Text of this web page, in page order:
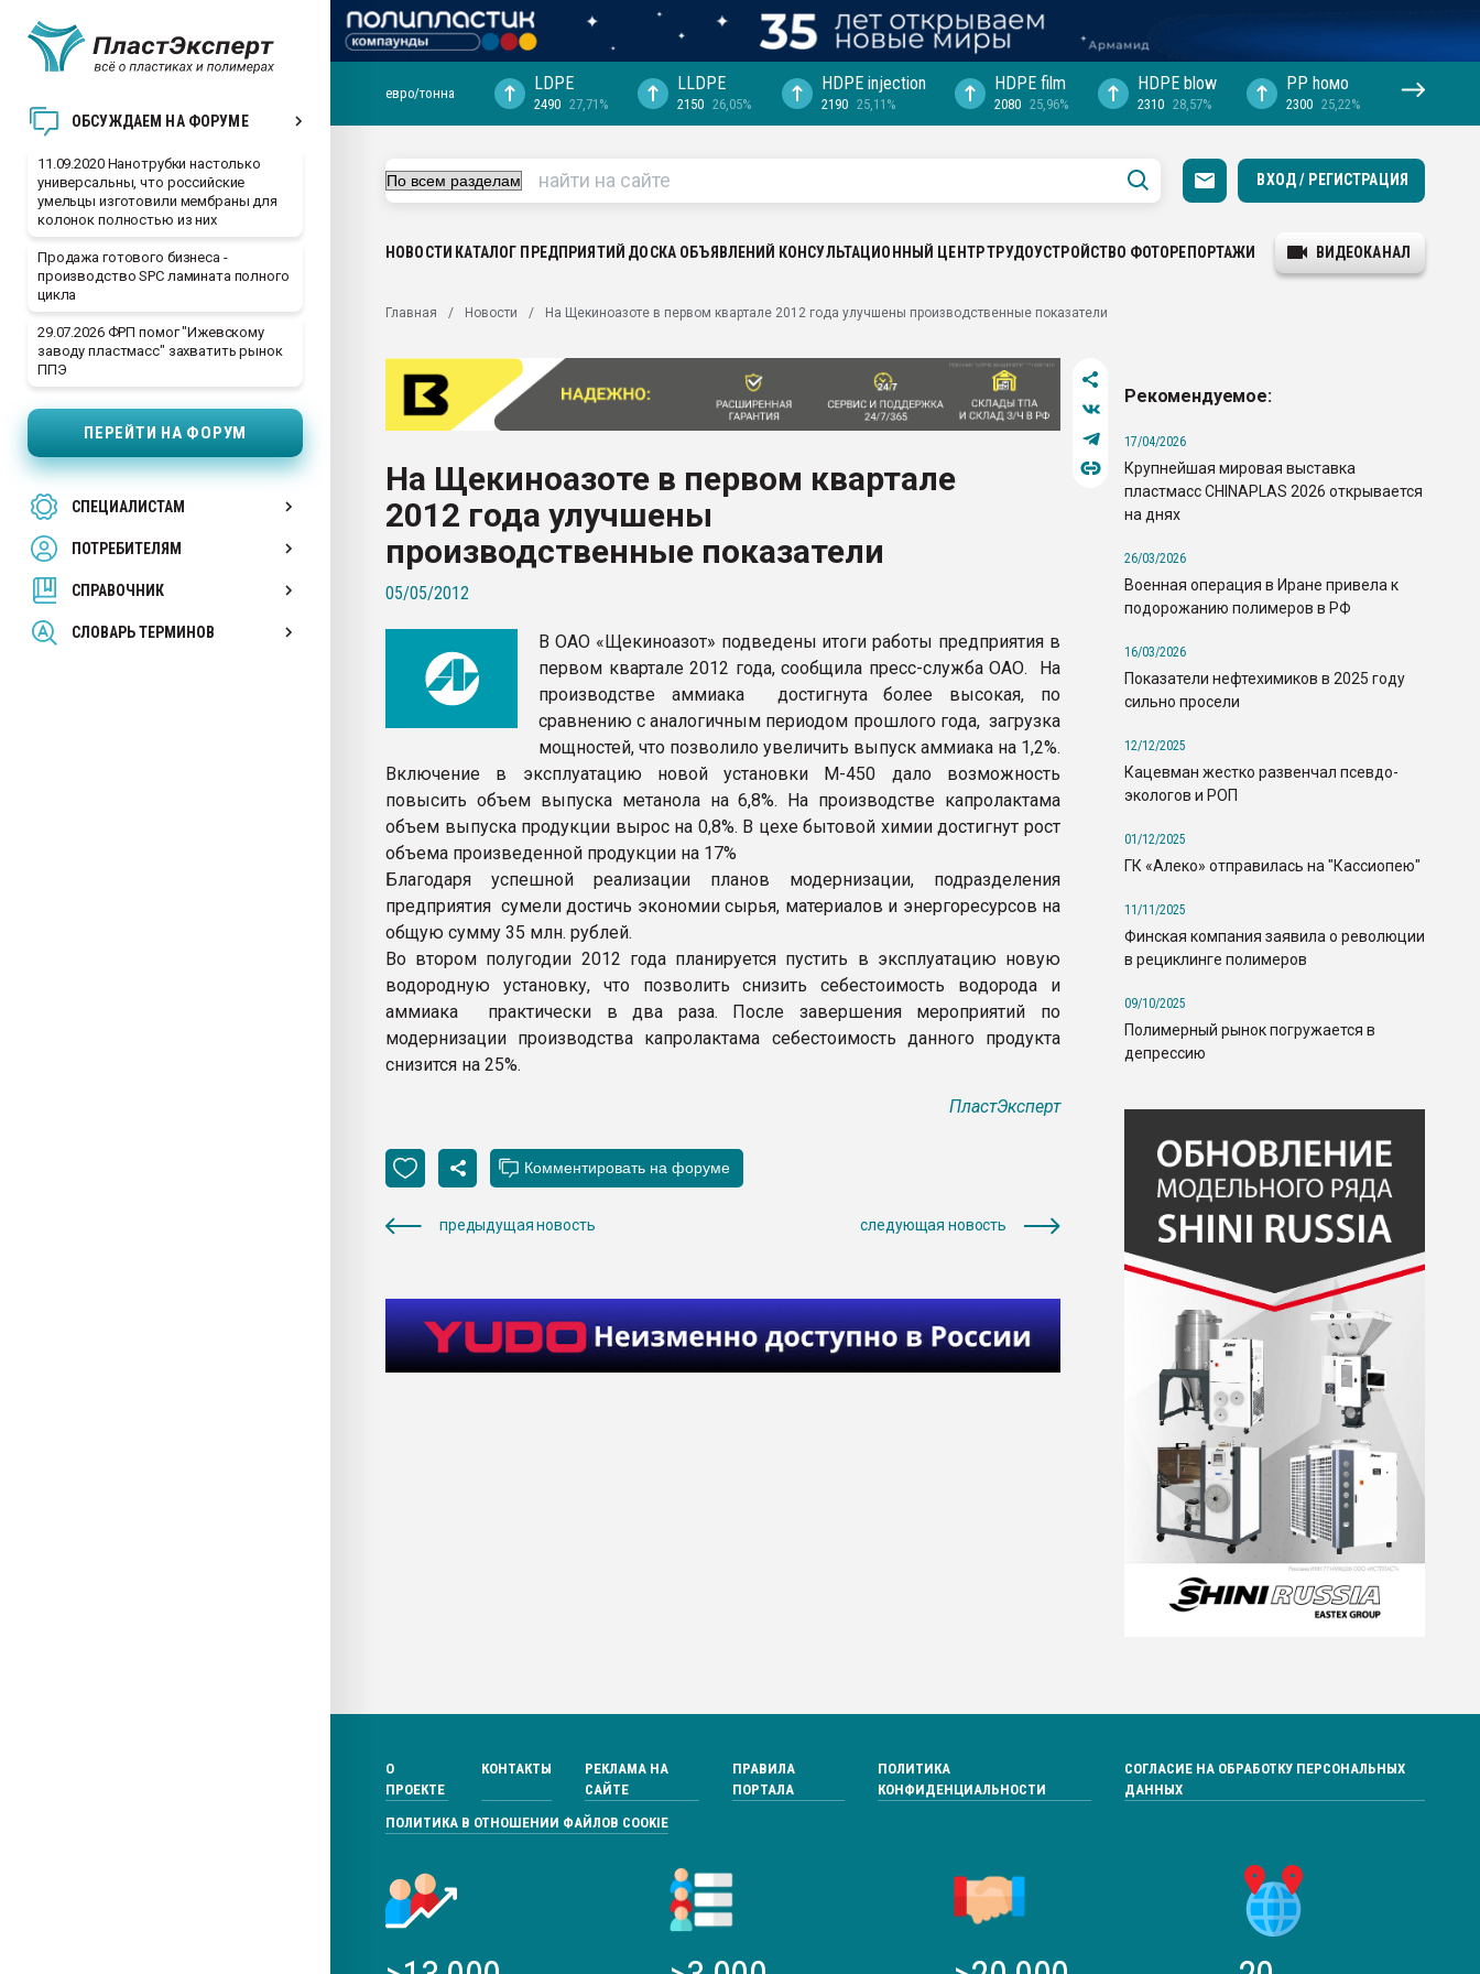
ОБСУЖДАЕМ НА ФОРУМЕ
11.09.2020 Нанотрубки настолько
универсальны, что российские
умельцы изготовили мембраны для
колонок полностью из них
Продажа готового бизнеса -
производство SPC ламината полного
цикла
29.07.2026 ФРП помог "Ижевскому
заводу пластмасс" захватить рынок
ППЭ
ПЕРЕЙТИ НА ФОРУМ
СПЕЦИАЛИСТАМ
ПОТРЕБИТЕЛЯМ
СПРАВОЧНИК
СЛОВАРЬ ТЕРМИНОВ
28.07.2026 Автоматизация выходит на
Материал поверхности пуансона для
вакуумного формования
Armaloy PC/ABS-1IM черный цвет
26.07.2022 "Сибирский титан" стал
намного дороже
ПЕРЕЙТИ НА ФОРУМ
евро/тонна LDPE
2490 27,71%
LLDPE
2150 26,05%
HDPE injection
2190 25,11%
HDPE film
2080 25,96%
HDPE blow
2310 28,57%
PP hомо
2300 25,22%
ВХОД / РЕГИСТРАЦИЯ
НОВОСТИ КАТАЛОГ ПРЕДПРИЯТИЙ ДОСКА ОБЪЯВЛЕНИЙ КОНСУЛЬТАЦИОННЫЙ ЦЕНТРТРУДОУСТРОЙСТВО ФОТОРЕПОРТАЖИ ВИДЕОКАНАЛ
Главная Новости На Щекиноазоте в первом квартале 2012 года улучшены производственные показатели
На Щекиноазоте в первом квартале
2012 года улучшены
производственные показатели
05/05/2012
В ОАО «Щекиноазот» подведены итоги работы предприятия в
первом квартале 2012 года, сообщила пресс-служба ОАО. На
производстве аммиака достигнута более высокая, по
сравнению с аналогичным периодом прошлого года, загрузка
мощностей, что позволило увеличить выпуск аммиака на 1,2%.
Включение в эксплуатацию новой установки М-450 дало возможность
повысить объем выпуска метанола на 6,8%. На производстве капролактама
объем выпуска продукции вырос на 0,8%. В цехе бытовой химии достигнут рост
объема произведенной продукции на 17%
Благодаря успешной реализации планов модернизации, подразделения
предприятия сумели достичь экономии сырья, материалов и энергоресурсов на
общую сумму 35 млн. рублей.
Во втором полугодии 2012 года планируется пустить в эксплуатацию новую
водородную установку, что позволить снизить себестоимость водорода и
аммиака практически в два раза. После завершения мероприятий по
модернизации производства капролактама себестоимость данного продукта
снизится на 25%.
ПластЭксперт
предыдущая новость следующая новость
Рекомендуемое:
17/04/2026
Крупнейшая мировая выставка
пластмасс CHINAPLAS 2026 открывается
на днях
26/03/2026
Военная операция в Иране привела к
подорожанию полимеров в РФ
16/03/2026
Показатели нефтехимиков в 2025 году
сильно просели
12/12/2025
Кацевман жестко развенчал псевдо-
экологов и РОП
01/12/2025
ГК «Алеко» отправилась на "Кассиопею"
11/11/2025
Финская компания заявила о революции
в рециклинге полимеров
09/10/2025
Полимерный рынок погружается в
депрессию
О
ПРОЕКТЕ
КОНТАКТЫ
РЕКЛАМА НА
САЙТЕ
ПРАВИЛА
ПОРТАЛА
ПОЛИТИКА
КОНФИДЕНЦИАЛЬНОСТИ
СОГЛАСИЕ НА ОБРАБОТКУ ПЕРСОНАЛЬНЫХ
ДАННЫХ
ПОЛИТИКА В ОТНОШЕНИИ ФАЙЛОВ COOKIE